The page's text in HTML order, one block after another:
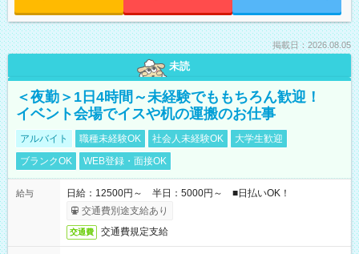
掲載日：2026.08.05
未読
＜夜勤＞1日4時間～未経験でももちろん歓迎！
イベント会場でイスや机の運搬のお仕事
アルバイト 職種未経験OK 社会人未経験OK
大学生歓迎
ブランクOK
WEB登録・面接OK
給与
日給：12500円～ 半日：5000円～ ■日払いOK！
交通費別途支給あり
交通費 交通費規定支給